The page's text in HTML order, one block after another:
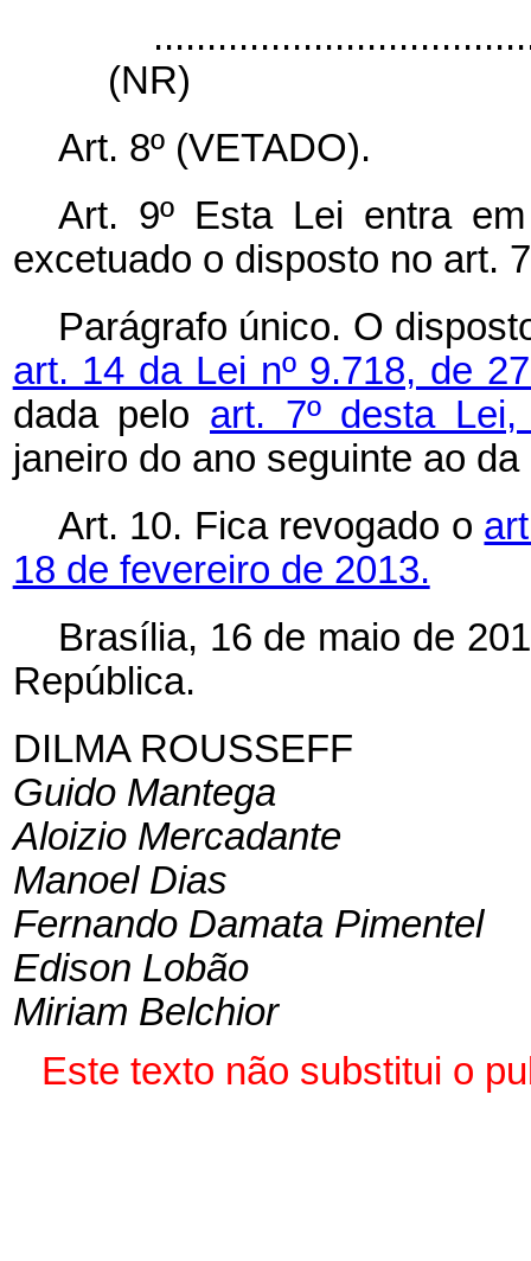
(NR)
Art. 8º (VETADO).
Art. 9º Esta Lei entra
excetuado o disposto no art.
Parágrafo único. O
art. 14 da Lei nº 9.718, de
dada pelo art. 7º desta
janeiro do ano seguinte ao
Art. 10. Fica revogado o
18 de fevereiro de 2013.
Brasília, 16 de maio de
República.
DILMA ROUSSEFF
Guido Mantega
Aloizio Mercadante
Manoel Dias
Fernando Damata Pimentel
Edison Lobão
Miriam Belchior
Este texto não substitui o